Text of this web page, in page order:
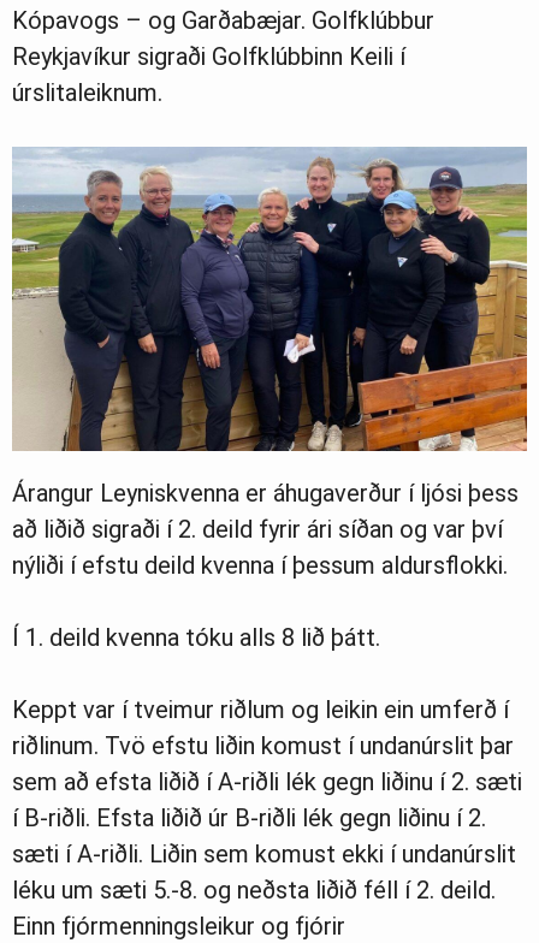
Kópavogs – og Garðabæjar. Golfklúbbur
Reykjavíkur sigraði Golfklúbbinn Keili í
úrslitaleiknum.
Árangur Leyniskvenna er áhugaverður í ljósi þess
að liðið sigraði í 2. deild fyrir ári síðan og var því
nýliði í efstu deild kvenna í þessum aldursflokki.
Í 1. deild kvenna tóku alls 8 lið þátt.
Keppt var í tveimur riðlum og leikin ein umferð í
riðlinum. Tvö efstu liðin komust í undanúrslit þar
sem að efsta liðið í A-riðli lék gegn liðinu í 2. sæti
í B-riðli. Efsta liðið úr B-riðli lék gegn liðinu í 2.
sæti í A-riðli. Liðin sem komust ekki í undanúrslit
léku um sæti 5.-8. og neðsta liðið féll í 2. deild.
Einn fjórmenningsleikur og fjórir